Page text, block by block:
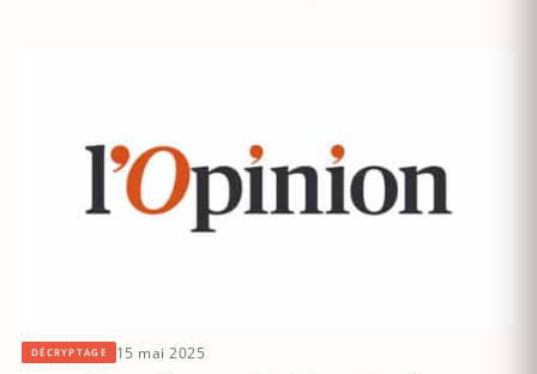
DÉCRYPTAGE 15 mai 2025